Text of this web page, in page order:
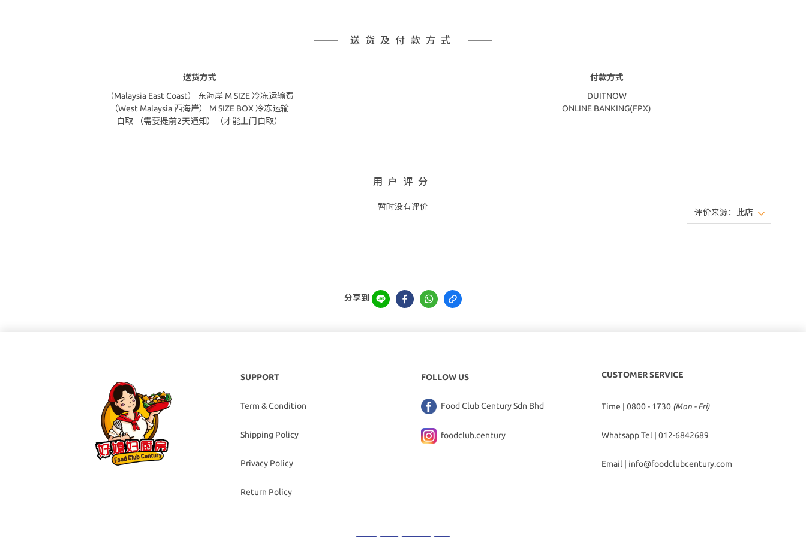
送货及付款方式
送货方式
（Malaysia East Coast） 东海岸 M SIZE 冷冻运输费
（West Malaysia 西海岸） M SIZE BOX 冷冻运输
自取 （需要提前2天通知）（才能上门自取）
付款方式
DUITNOW
ONLINE BANKING(FPX)
用户评分
暂时没有评价
分享到
SUPPORT
Term & Condition
Shipping Policy
Privacy Policy
Return Policy
FOLLOW US
Food Club Century Sdn Bhd
foodclub.century
CUSTOMER SERVICE
Time | 0800 - 1730 (Mon - Fri)
Whatsapp Tel | 012-6842689
Email | info@foodclubcentury.com